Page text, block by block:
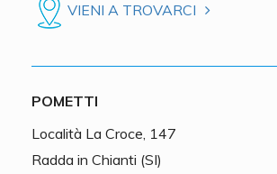
VIENI A TROVARCI
POMETTI
Località La Croce, 147
Radda in Chianti (SI)